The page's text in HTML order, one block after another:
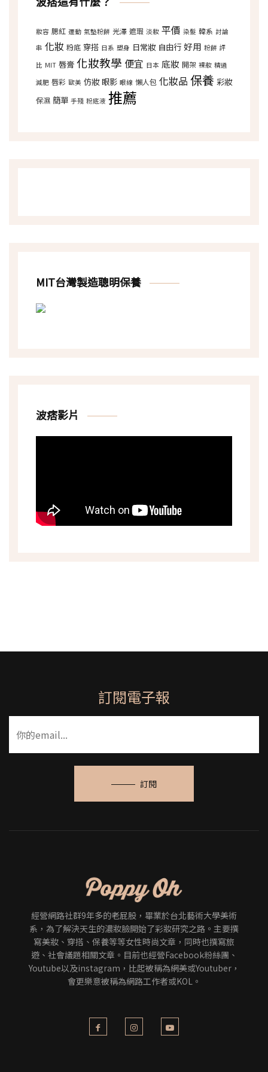
妝容 腮紅 運動 氣墊粉餅 光澤 遮瑕 淡妝 平價 染髮 韓系 討論
串 化妝 粉底 穿搭 日系 塑身 日常妝 自由行 好用 粉餅 評
比 MIT 唇膏 化妝教學 便宜 日本 底妝 開架 裸妝 精選
減肥 唇彩 歐美 仿妝 眼影 眼線 懶人包 化妝品 保養 彩妝
保濕 簡單 手殘 粉底液 推薦
MIT台灣製造聰明保養
波痞影片
訂閱電子報
訂閱
經營網路社群9年多的老屁股，畢業於台北藝術大學美術
系，為了解決天生的濃妝臉開始了彩妝研究之路。主要撰
寫美妝、穿搭、保養等等女性時尚文章，同時也撰寫旅
遊、社會議題相關文章。目前也經營Facebook粉絲團、
Youtube以及instagram，比起被稱為網美或Youtuber，
會更樂意被稱為網路工作者或KOL。